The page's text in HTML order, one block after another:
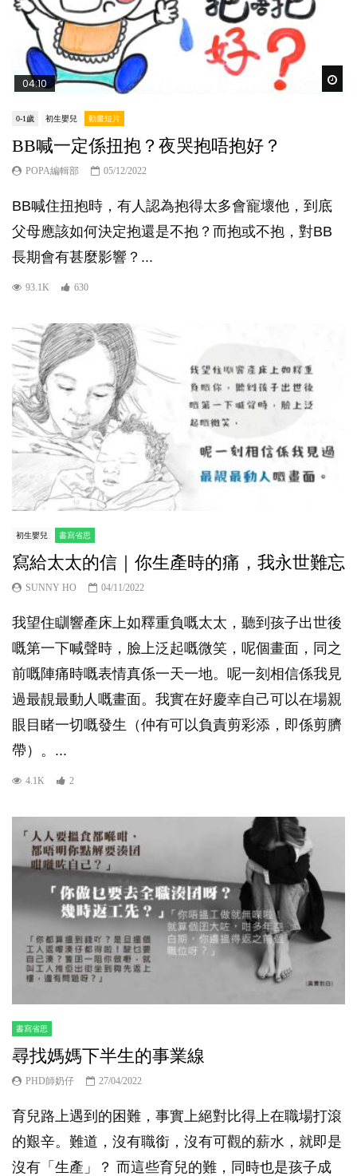
04:10
0-1歲 初生嬰兒 動畫短片
BB喊一定係扭抱？夜哭抱唔抱好？
POPA編輯部 05/12/2022
BB喊住扭抱時，有人認為抱得太多會寵壞他，到底
父母應該如何決定抱還是不抱？而抱或不抱，對BB
長期會有甚麼影響？...
93.1K 630
初生嬰兒 書寫省思
寫給太太的信｜你生產時的痛，我永世難忘
SUNNY HO 04/11/2022
我望住瞓響產床上如釋重負嘅太太，聽到孩子出世後
嘅第一下喊聲時，臉上泛起嘅微笑，呢個畫面，同之
前嘅陣痛時嘅表情真係一天一地。呢一刻相信係我見
過最靚最動人嘅畫面。我實在好慶幸自己可以在場親
眼目睹一切嘅發生（仲有可以負責剪彩添，即係剪臍
帶）。...
4.1K 2
書寫省思
尋找媽媽下半生的事業線
PHD師奶仔 27/04/2022
育兒路上遇到的困難，事實上絕對比得上在職場打滾
的艱辛。難道，沒有職銜，沒有可觀的薪水，就即是
沒有「生產」？ 而這些育兒的難，同時也是孩子成